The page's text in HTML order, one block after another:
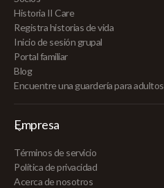
Historia II Care
Registra historias de vida
Inicio de sesión grupal
Portal familiar
Blog
Encuentre una guardería para adultos
Empresa
Términos de servicio
Política de privacidad
Acerca de nosotros